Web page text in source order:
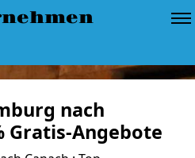
nach
Gratis-Angebote